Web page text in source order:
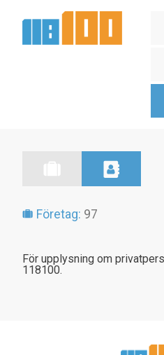
Företag: 97
För upplysning om
118100.